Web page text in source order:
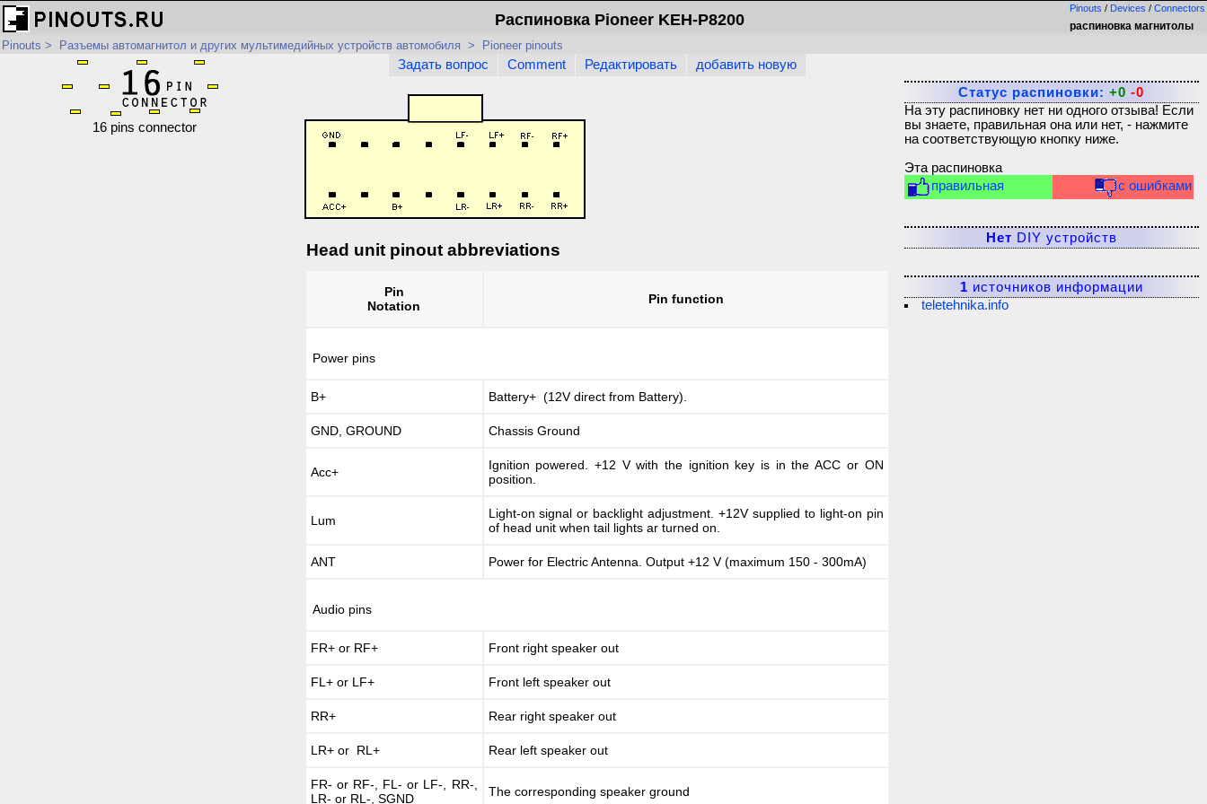
Pinouts / Devices / Connectors
распиновка магнитолы
Распиновка Pioneer KEH-P8200
Pinouts > Разъемы автомагнитол и других мультимедийных устройств автомобиля > Pioneer pinouts
16 pins connector
Задать вопрос Comment Редактировать добавить новую
Head unit pinout abbreviations
Pin
Notation
Pin function
Power pins
B+ Battery+ (12V direct from Battery).
GND, GROUND Chassis Ground
Acc+
Ignition powered. +12 V with the ignition key is in the ACC or ON
position.
Lum
Light-on signal or backlight adjustment. +12V supplied to light-on pin
of head unit when tail lights ar turned on.
ANT Power for Electric Antenna. Output +12 V (maximum 150 - 300mA)
Audio pins
FR+ or RF+ Front right speaker out
FL+ or LF+ Front left speaker out
RR+ Rear right speaker out
LR+ or RL+ Rear left speaker out
FR- or RF-, FL- or LF-, RR-,
LR- or RL-, SGND
The corresponding speaker ground
Статус распиновки:+0 -0
На эту распиновку нет ни одного отзыва! Если
вы знаете, правильная она или нет, - нажмите
на соответствующую кнопку ниже.
Эта распиновка
правильная
с ошибками
Нет DIY устройств
1 источников информации
teletehnika.info